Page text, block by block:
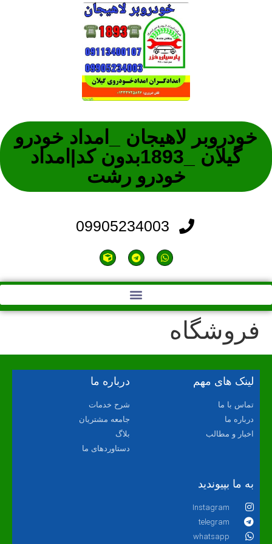
خودروبر لاهیجان _امداد خودرو
گیلان _1893بدون کد|امداد
خودرو رشت
09905234003
فروشگاه
لینک های مهم
تماس با ما
درباره ما
اخبار و مطالب
درباره ما
شرح خدمات
جامعه مشتریان
بلاگ
دستاوردهای ما
به ما بپیوندید
Instagram
telegram
whatsapp